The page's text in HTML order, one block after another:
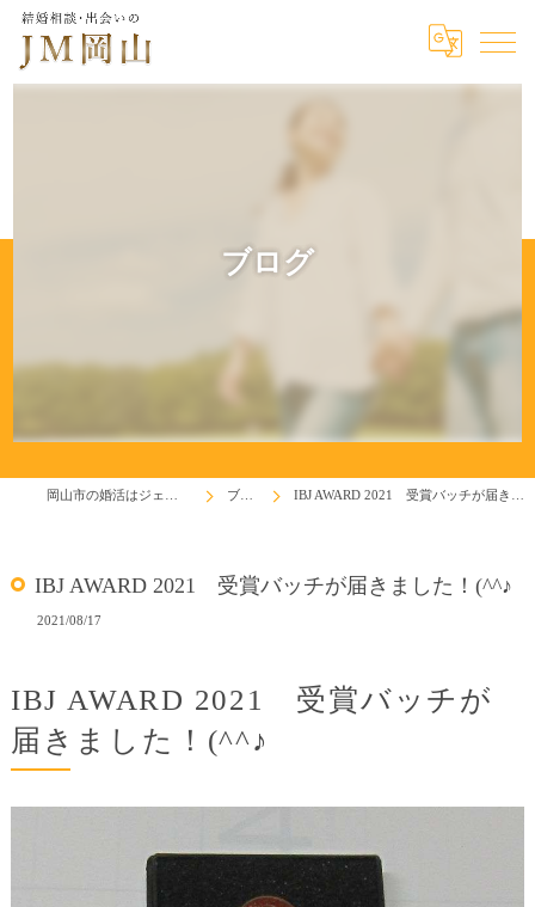
ブログ
ブログ IBJ AWARD 2021 受賞バッチが届きました！(^^♪
IBJ AWARD 2021 受賞バッチが届きました！(^^♪
2021/08/17
IBJ AWARD 2021 受賞バッチが
届きました！(^^♪